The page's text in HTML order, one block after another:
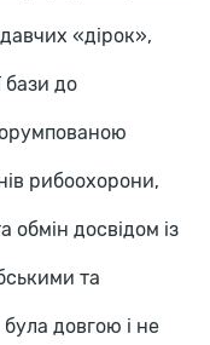
«дірок»,
бази до
рибоохорони,
обмін досвідом із
та
довгою і не